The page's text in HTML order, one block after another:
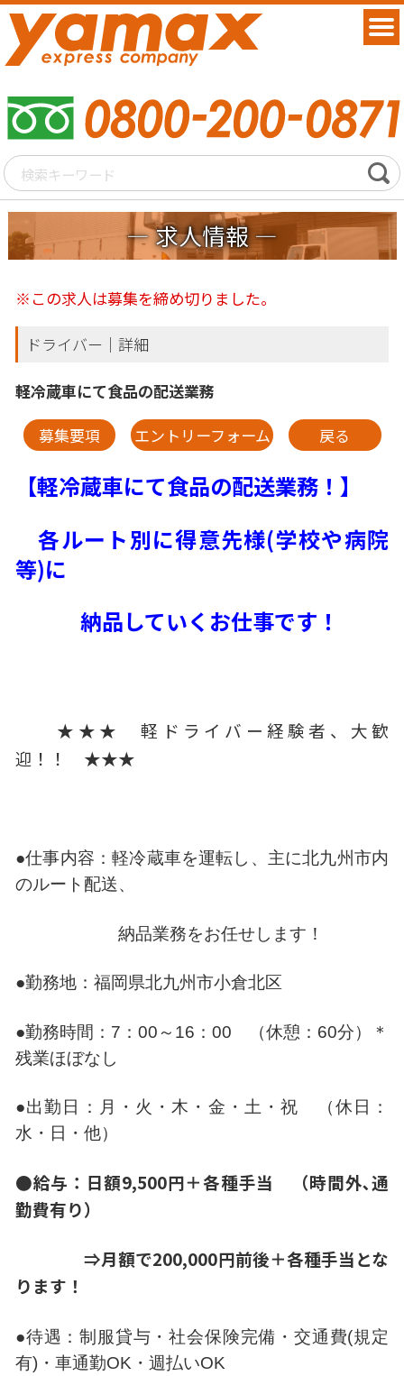
求人情報
※この求人は募集を締め切りました。
ドライバー｜詳細
軽冷蔵車にて食品の配送業務
募集要項
エントリーフォーム 戻る
【軽冷蔵車にて食品の配送業務！】
各ルート別に得意先様(学校や病院
等)に
納品していくお仕事です！
★★★ 軽ドライバー経験者、 大歓
迎！！ ★★★
●仕事内容：軽冷蔵車を運転し、主に北九州市内
のルート配送、
納品業務をお任せします！
●勤務地：福岡県北九州市小倉北区
●勤務時間：7：00～16：00 （休憩：60分）＊
残業ほぼなし
●出勤日：月・火・木・金・土・祝 （休日：
水・日・他）
●給与：日額9,500円＋各種手当 （時間外､通
勤費有り）
⇒月額で200,000円前後＋各種手当とな
ります！
●待遇：制服貸与・社会保険完備・交通費(規定
有)・車通勤OK・週払いOK